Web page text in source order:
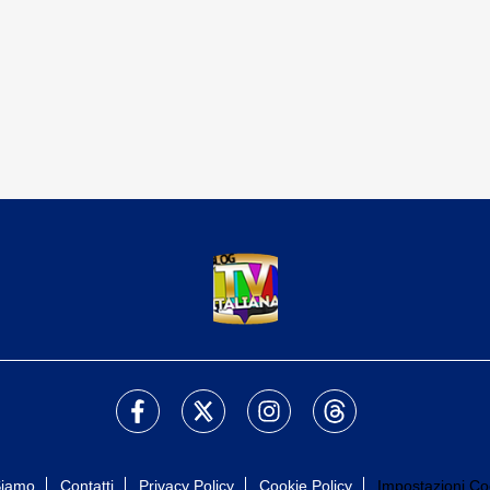
Contatti Privacy Policy Cookie Policy Impostazioni